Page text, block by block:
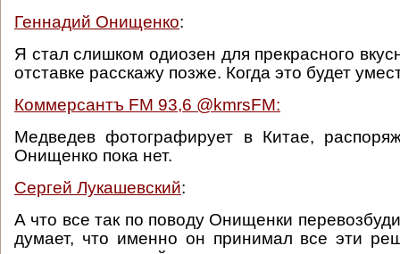
Геннадий Онищенко:
Я стал слишком одиозен для прекрасного
отставке расскажу позже. Когда это будет
Коммерсантъ FM 93,6 ‏@kmrsFM:
Медведев фотографирует в Китае,
Онищенко пока нет.
Сергей Лукашевский:
А что все так по поводу Онищенки
думает, что именно он принимал все эти